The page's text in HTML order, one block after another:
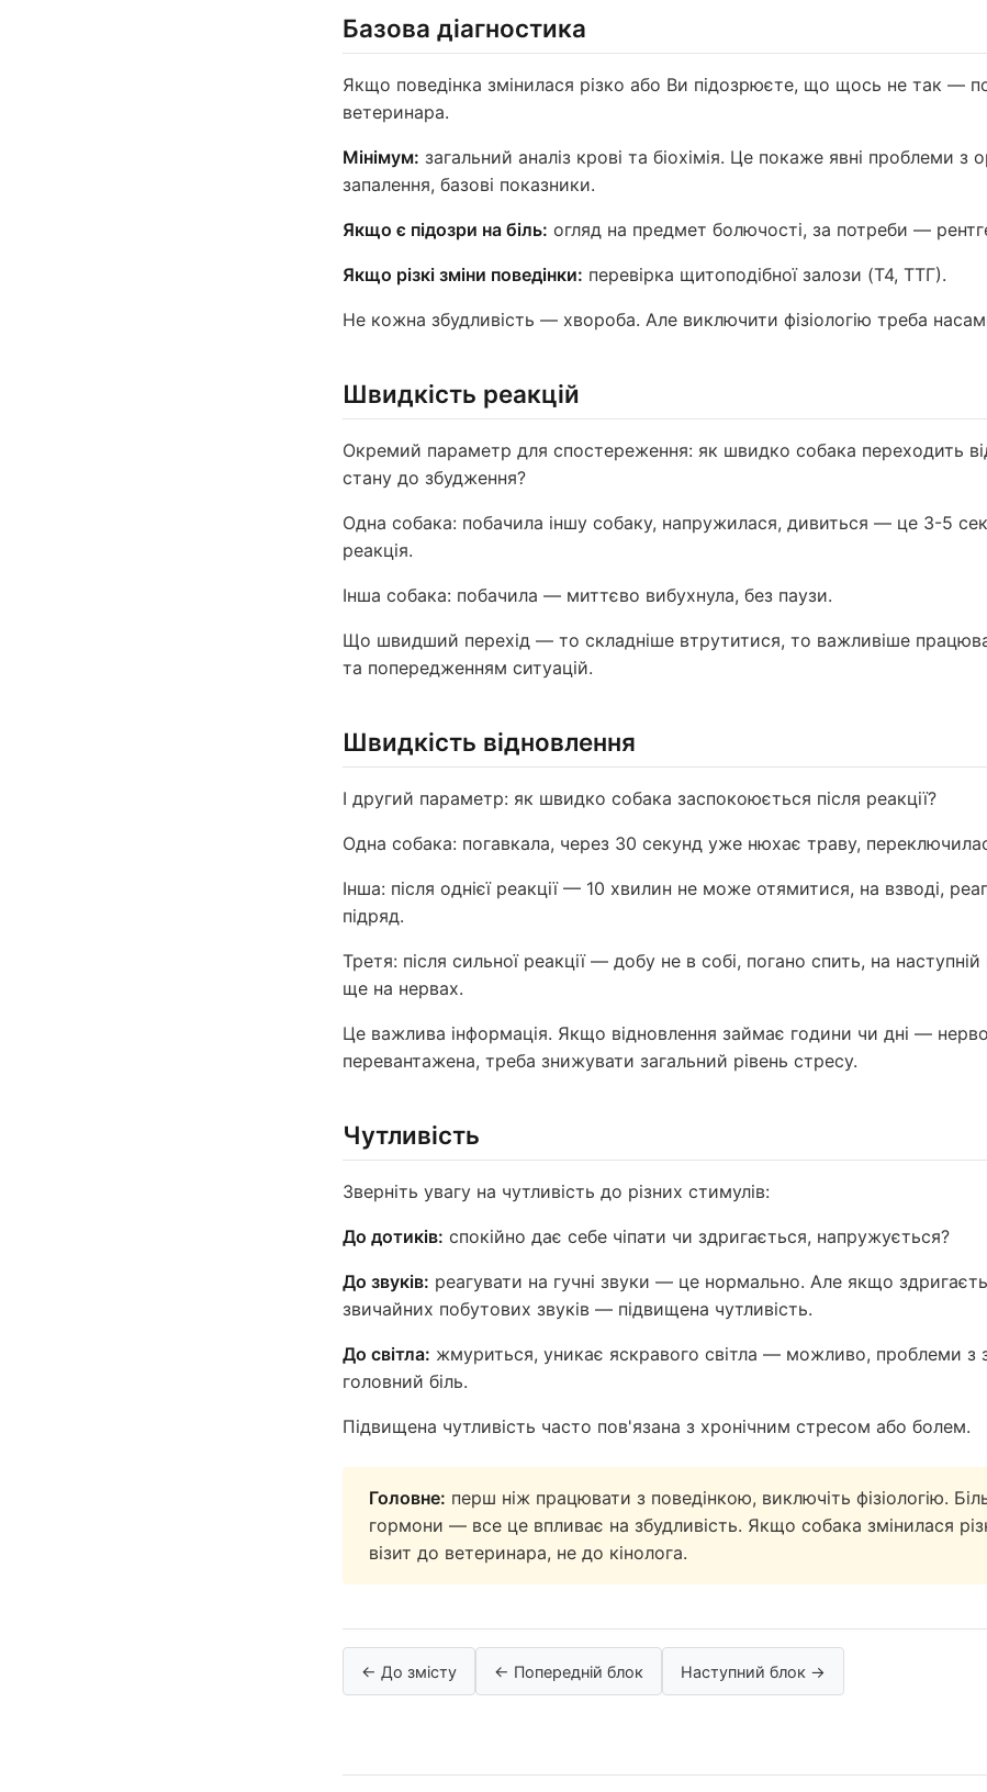
Базова діагностика
Якщо поведінка змінилася різко або Ви підозрюєте, що щось не так —
ветеринара.
Мінімум: загальний аналіз крові та біохімія. Це покаже явні проблеми з
запалення, базові показники.
Якщо є підозри на біль: огляд на предмет болючості, за потреби —
Якщо різкі зміни поведінки: перевірка щитоподібної залози (T4, ТТГ).
Не кожна збудливість — хвороба. Але виключити фізіологію треба
Швидкість реакцій
Окремий параметр для спостереження: як швидко собака переходить
стану до збудження?
Одна собака: побачила іншу собаку, напружилася, дивиться — це 3-5
реакція.
Інша собака: побачила — миттєво вибухнула, без паузи.
Що швидший перехід — то складніше втрутитися, то важливіше
та попередженням ситуацій.
Швидкість відновлення
І другий параметр: як швидко собака заспокоюється після реакції?
Одна собака: погавкала, через 30 секунд уже нюхає траву,
Інша: після однієї реакції — 10 хвилин не може отямитися, на взводі,
підряд.
Третя: після сильної реакції — добу не в собі, погано спить, на наступній
ще на нервах.
Це важлива інформація. Якщо відновлення займає години чи дні —
перевантажена, треба знижувати загальний рівень стресу.
Чутливість
Зверніть увагу на чутливість до різних стимулів:
До дотиків: спокійно дає себе чіпати чи здригається, напружується?
До звуків: реагувати на гучні звуки — це нормально. Але якщо
звичайних побутових звуків — підвищена чутливість.
До світла: жмуриться, уникає яскравого світла — можливо, проблеми з
головний біль.
Підвищена чутливість часто пов'язана з хронічним стресом або болем.
Головне: перш ніж працювати з поведінкою, виключіть фізіологію.
гормони — все це впливає на збудливість. Якщо собака змінилася
візит до ветеринара, не до кінолога.
← До змісту ← Попередній блок Наступний блок →